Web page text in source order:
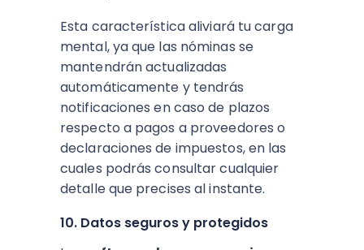
Esta característica aliviará tu carga
mental, ya que las nóminas se
mantendrán actualizadas
automáticamente y tendrás
notificaciones en caso de plazos
respecto a pagos a proveedores o
declaraciones de impuestos, en las
cuales podrás consultar cualquier
detalle que precises al instante.
10. Datos seguros y protegidos